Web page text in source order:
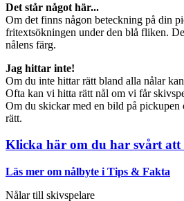
Det står något här...
Om det finns någon beteckning på din
fritextsökningen under den blå fliken.
nålens färg.
Jag hittar inte!
Om du inte hittar rätt bland alla nålar
Ofta kan vi hitta rätt nål om vi får
Om du skickar med en bild på pickupen
rätt.
Klicka här om du har svårt
Läs mer om nålbyte i Tips & Fakta
Nålar till skivspelare